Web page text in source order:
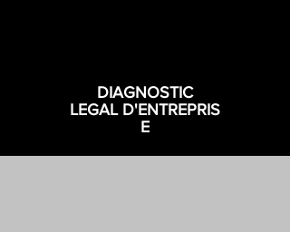
DIAGNOSTIC
LEGAL D'ENTREPRIS
E